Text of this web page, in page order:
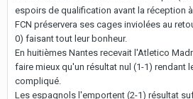
espoirs de qualification avant la réception
FCN préservera ses cages inviolées au
0) faisant tout leur bonheur.
En huitièmes Nantes recevait l'Atletico
faire mieux qu'un résultat nul (1-1) rendant
compliqué.
Les espagnols l'emportent (2-1) résultat